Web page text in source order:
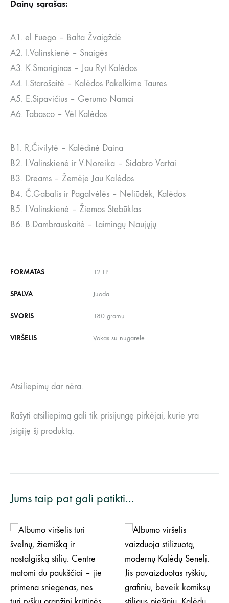
Dainų sąrašas:
A1. el Fuego – Balta Žvaigždė
A2. I.Valinskienė – Snaigės
A3. K.Smoriginas – Jau Ryt Kalėdos
A4. I.Starošaitė – Kalėdos Pakelkime Taures
A5. E.Sipavičius – Gerumo Namai
A6. Tabasco – Vėl Kalėdos
B1. R,Čivilytė – Kalėdinė Daina
B2. I.Valinskienė ir V.Noreika – Sidabro Vartai
B3. Dreams – Žemėje Jau Kalėdos
B4. Č.Gabalis ir Pagalvėlės – Neliūdėk, Kalėdos
B5. I.Valinskienė – Žiemos Stebūklas
B6. B.Dambrauskaitė – Laimingų Naujųjų
FORMATAS 12 LP
SPALVA Juoda
SVORIS 180 gramų
VIRŠELIS Vokas su nugarėle
Atsiliepimų dar nėra.
Rašyti atsiliepimą gali tik prisijungę pirkėjai, kurie yra
įsigiję šį produktą.
Jums taip pat gali patikti…